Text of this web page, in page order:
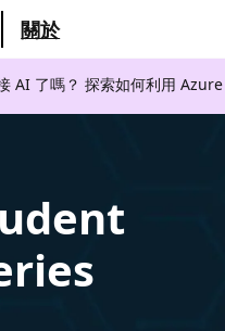
關於
AI 了嗎？ 探索如何利用 Azure